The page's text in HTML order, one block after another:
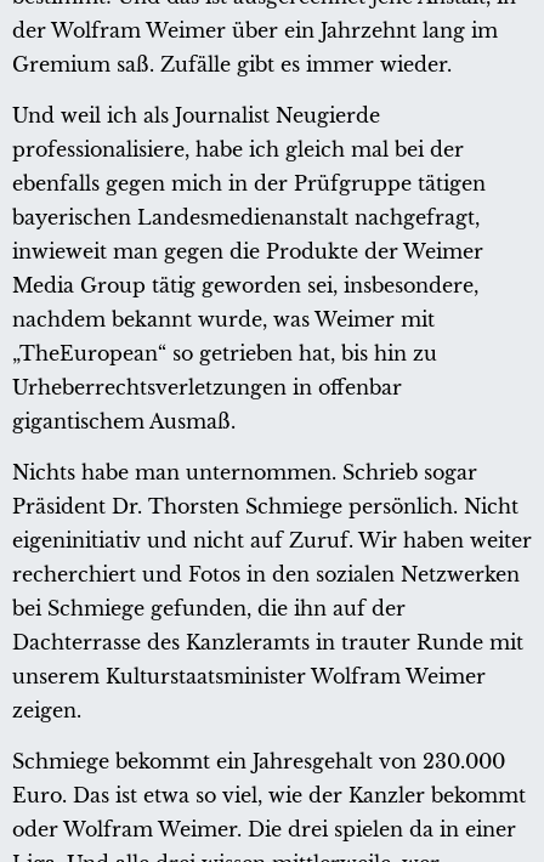
der Wolfram Weimer über ein Jahrzehnt lang im
Gremium saß. Zufälle gibt es immer wieder.
Und weil ich als Journalist Neugierde
professionalisiere, habe ich gleich mal bei der
ebenfalls gegen mich in der Prüfgruppe tätigen
bayerischen Landesmedienanstalt nachgefragt,
inwieweit man gegen die Produkte der Weimer
Media Group tätig geworden sei, insbesondere,
nachdem bekannt wurde, was Weimer mit
„TheEuropean“ so getrieben hat, bis hin zu
Urheberrechtsverletzungen in offenbar
gigantischem Ausmaß.
Nichts habe man unternommen. Schrieb sogar
Präsident Dr. Thorsten Schmiege persönlich. Nicht
eigeninitiativ und nicht auf Zuruf. Wir haben weiter
recherchiert und Fotos in den sozialen Netzwerken
bei Schmiege gefunden, die ihn auf der
Dachterrasse des Kanzleramts in trauter Runde mit
unserem Kulturstaatsminister Wolfram Weimer
zeigen.
Schmiege bekommt ein Jahresgehalt von 230.000
Euro. Das ist etwa so viel, wie der Kanzler bekommt
oder Wolfram Weimer. Die drei spielen da in einer